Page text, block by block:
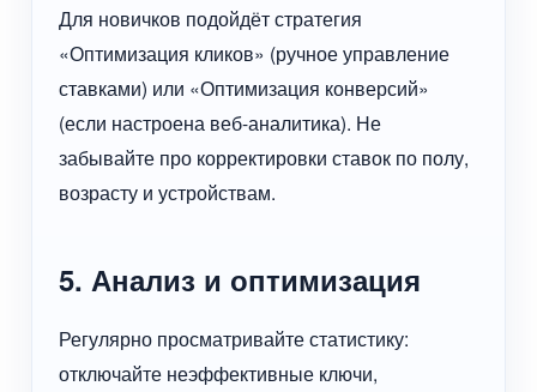
Для новичков подойдёт стратегия
«Оптимизация кликов» (ручное управление
ставками) или «Оптимизация конверсий»
(если настроена веб-аналитика). Не
забывайте про корректировки ставок по полу,
возрасту и устройствам.
5. Анализ и оптимизация
Регулярно просматривайте статистику:
отключайте неэффективные ключи,